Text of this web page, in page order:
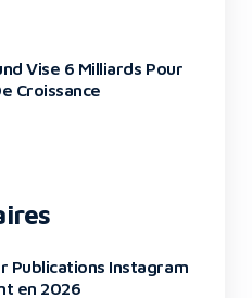
Vise 6 Milliards Pour
Croissance
Publications Instagram
en 2026